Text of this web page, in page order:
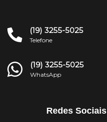
(19) 3255-5025
Telefone
(19) 3255-5025
WhatsApp
Redes Sociais